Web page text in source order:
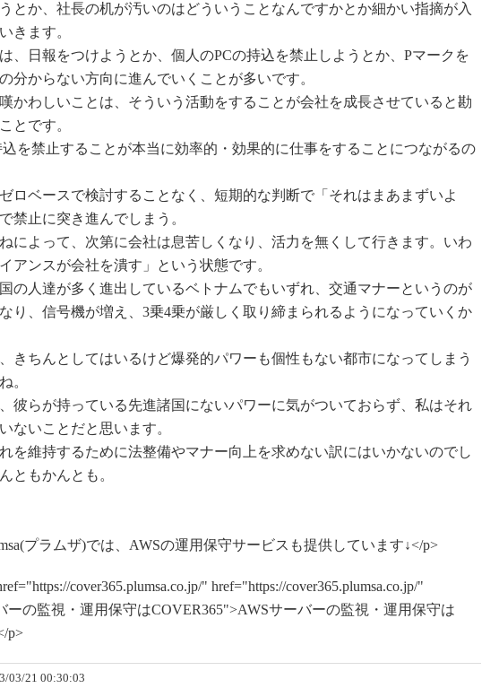
とか、社長の机が汚いのはどういうことなんですかとか細かい指摘が入
きます。
、日報をつけようとか、個人のPCの持込を禁止しようとか、Pマークを
分からない方向に進んでいくことが多いです。
かわしいことは、そういう活動をすることが会社を成長させていると勘
とです。
込を禁止することが本当に効率的・効果的に仕事をすることにつながるの
ロベースで検討することなく、短期的な判断で「それはまあまずいよ
禁止に突き進んでしまう。
によって、次第に会社は息苦しくなり、活力を無くして行きます。いわ
アンスが会社を潰す」という状態です。
の人達が多く進出しているベトナムでもいずれ、交通マナーというのが
り、信号機が増え、3乗4乗が厳しく取り締まられるようになっていくか
きちんとしてはいるけど爆発的パワーも個性もない都市になってしまう
。
彼らが持っている先進諸国にないパワーに気がついておらず、私はそれ
ないことだと思います。
を維持するために法整備やマナー向上を求めない訳にはいかないのでし
ともかんとも。
プラムザ)では、AWSの運用保守サービスも提供しています↓</p>
cover365.plumsa.co.jp/" href="https://cover365.plumsa.co.jp/"
ーの監視・運用保守はCOVER365">AWSサーバーの監視・運用保守は
p>
03/21 00:30:03